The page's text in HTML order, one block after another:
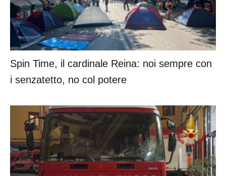
Spin Time, il cardinale Reina: noi sempre con
i senzatetto, no col potere